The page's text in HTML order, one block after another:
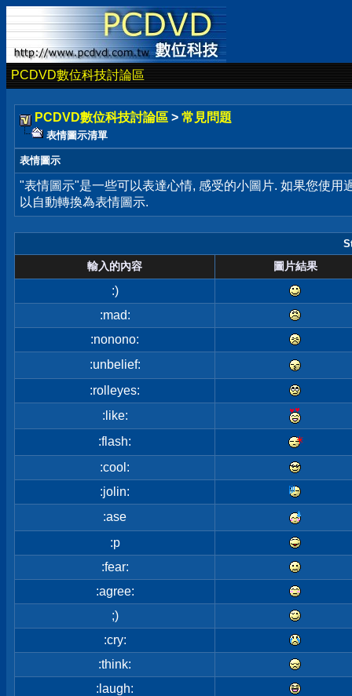
PCDVD數位科技討論區
PCDVD數位科技討論區 > 常見問題
表情圖示清單
表情圖示
"表情圖示"是一些可以表達心情, 感受的小圖片. 如果您使
以自動轉換為表情圖示.
輸入的內容 圖片結果
:)
:mad:
:nonono:
:unbelief:
:rolleyes:
:like:
:flash:
:cool:
:jolin:
:ase
:p
:fear:
:agree:
;)
:cry:
:think:
:laugh: